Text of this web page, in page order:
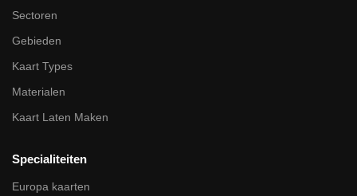
Sectoren
Gebieden
Kaart Types
Materialen
Kaart Laten Maken
Specialiteiten
Europa kaarten